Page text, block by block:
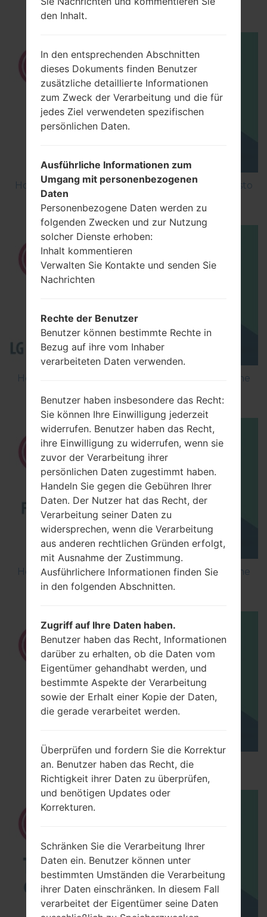
M200E?
How to Factory Reset through menu on LG Aristo
How to Flash Stock Firmware on LG Smartphone
How to Flash Stock Firmware on LG Smartphone
using LG UP?
How to Hard Reset on LG G5 H850?
den Inhalt.
In den entsprechenden Abschnitten
dieses Dokuments finden Benutzer
zusätzliche detaillierte Informationen
zum Zweck der Verarbeitung und die für
jedes Ziel verwendeten spezifischen
persönlichen Daten.
Ausführliche Informationen zum
Umgang mit personenbezogenen
Daten
Personenbezogene Daten werden zu
folgenden Zwecken und zur Nutzung
solcher Dienste erhoben:
Inhalt kommentieren
Verwalten Sie Kontakte und senden Sie
Nachrichten
Rechte der Benutzer
Benutzer können bestimmte Rechte in
Bezug auf ihre vom Inhaber
verarbeiteten Daten verwenden.
Benutzer haben insbesondere das Recht:
Sie können Ihre Einwilligung jederzeit
widerrufen. Benutzer haben das Recht,
ihre Einwilligung zu widerrufen, wenn sie
zuvor der Verarbeitung ihrer
persönlichen Daten zugestimmt haben.
Handeln Sie gegen die Gebühren Ihrer
Daten. Der Nutzer hat das Recht, der
Verarbeitung seiner Daten zu
widersprechen, wenn die Verarbeitung
aus anderen rechtlichen Gründen erfolgt,
mit Ausnahme der Zustimmung.
Ausführlichere Informationen finden Sie
in den folgenden Abschnitten.
Zugriff auf Ihre Daten haben.
Benutzer haben das Recht, Informationen
darüber zu erhalten, ob die Daten vom
Eigentümer gehandhabt werden, und
bestimmte Aspekte der Verarbeitung
sowie der Erhalt einer Kopie der Daten,
die gerade verarbeitet werden.
Überprüfen und fordern Sie die Korrektur
an. Benutzer haben das Recht, die
Richtigkeit ihrer Daten zu überprüfen,
und benötigen Updates oder
Korrekturen.
Schränken Sie die Verarbeitung Ihrer
Daten ein. Benutzer können unter
bestimmten Umständen die Verarbeitung
ihrer Daten einschränken. In diesem Fall
verarbeitet der Eigentümer seine Daten